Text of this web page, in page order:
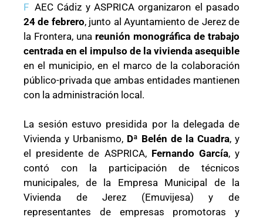
F AEC Cádiz y ASPRICA organizaron el pasado
24 de febrero, junto al Ayuntamiento de Jerez de
la Frontera, una reunión monográfica de trabajo
centrada en el impulso de la vivienda asequible
en el municipio, en el marco de la colaboración
público-privada que ambas entidades mantienen
con la administración local.
La sesión estuvo presidida por la delegada de
Vivienda y Urbanismo, Dª Belén de la Cuadra, y
el presidente de ASPRICA, Fernando García, y
contó con la participación de técnicos
municipales, de la Empresa Municipal de la
Vivienda de Jerez (Emuvijesa) y de
representantes de empresas promotoras y